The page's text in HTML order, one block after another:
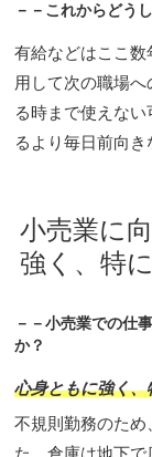
－－これからどう
有給などはここ数
用して次の職場
る時まで使えな
るより毎日前向き
小売業に
強く、特
－－小売業での仕
か？
心身ともに強く
不規則勤務のため